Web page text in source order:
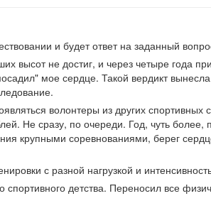
и будет ответ на заданный
высот не достиг, и через четыре года
мое сердце. Такой вердикт
волонтеры из других спортивных
Не сразу, по очереди. Год, чуть более,
крупными соревнованиями, берег
с разной нагрузкой и
детства. Переносил все